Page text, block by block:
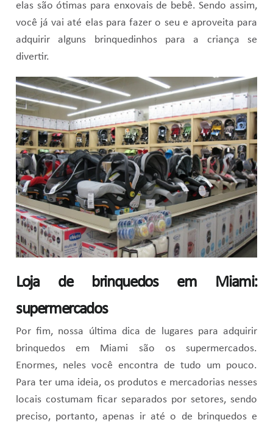
elas são ótimas para enxovais de bebê. Sendo assim,
você já vai até elas para fazer o seu e aproveita para
adquirir alguns brinquedinhos para a criança se
divertir.
Loja de brinquedos em Miami:
supermercados
Por fim, nossa última dica de lugares para adquirir
brinquedos em Miami são os supermercados.
Enormes, neles você encontra de tudo um pouco.
Para ter uma ideia, os produtos e mercadorias nesses
locais costumam ficar separados por setores, sendo
preciso, portanto, apenas ir até o de brinquedos e